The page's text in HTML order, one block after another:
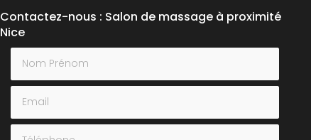
Contactez-nous : Salon de massage à proximité
Nice
Nom Prénom
Email
Téléphone